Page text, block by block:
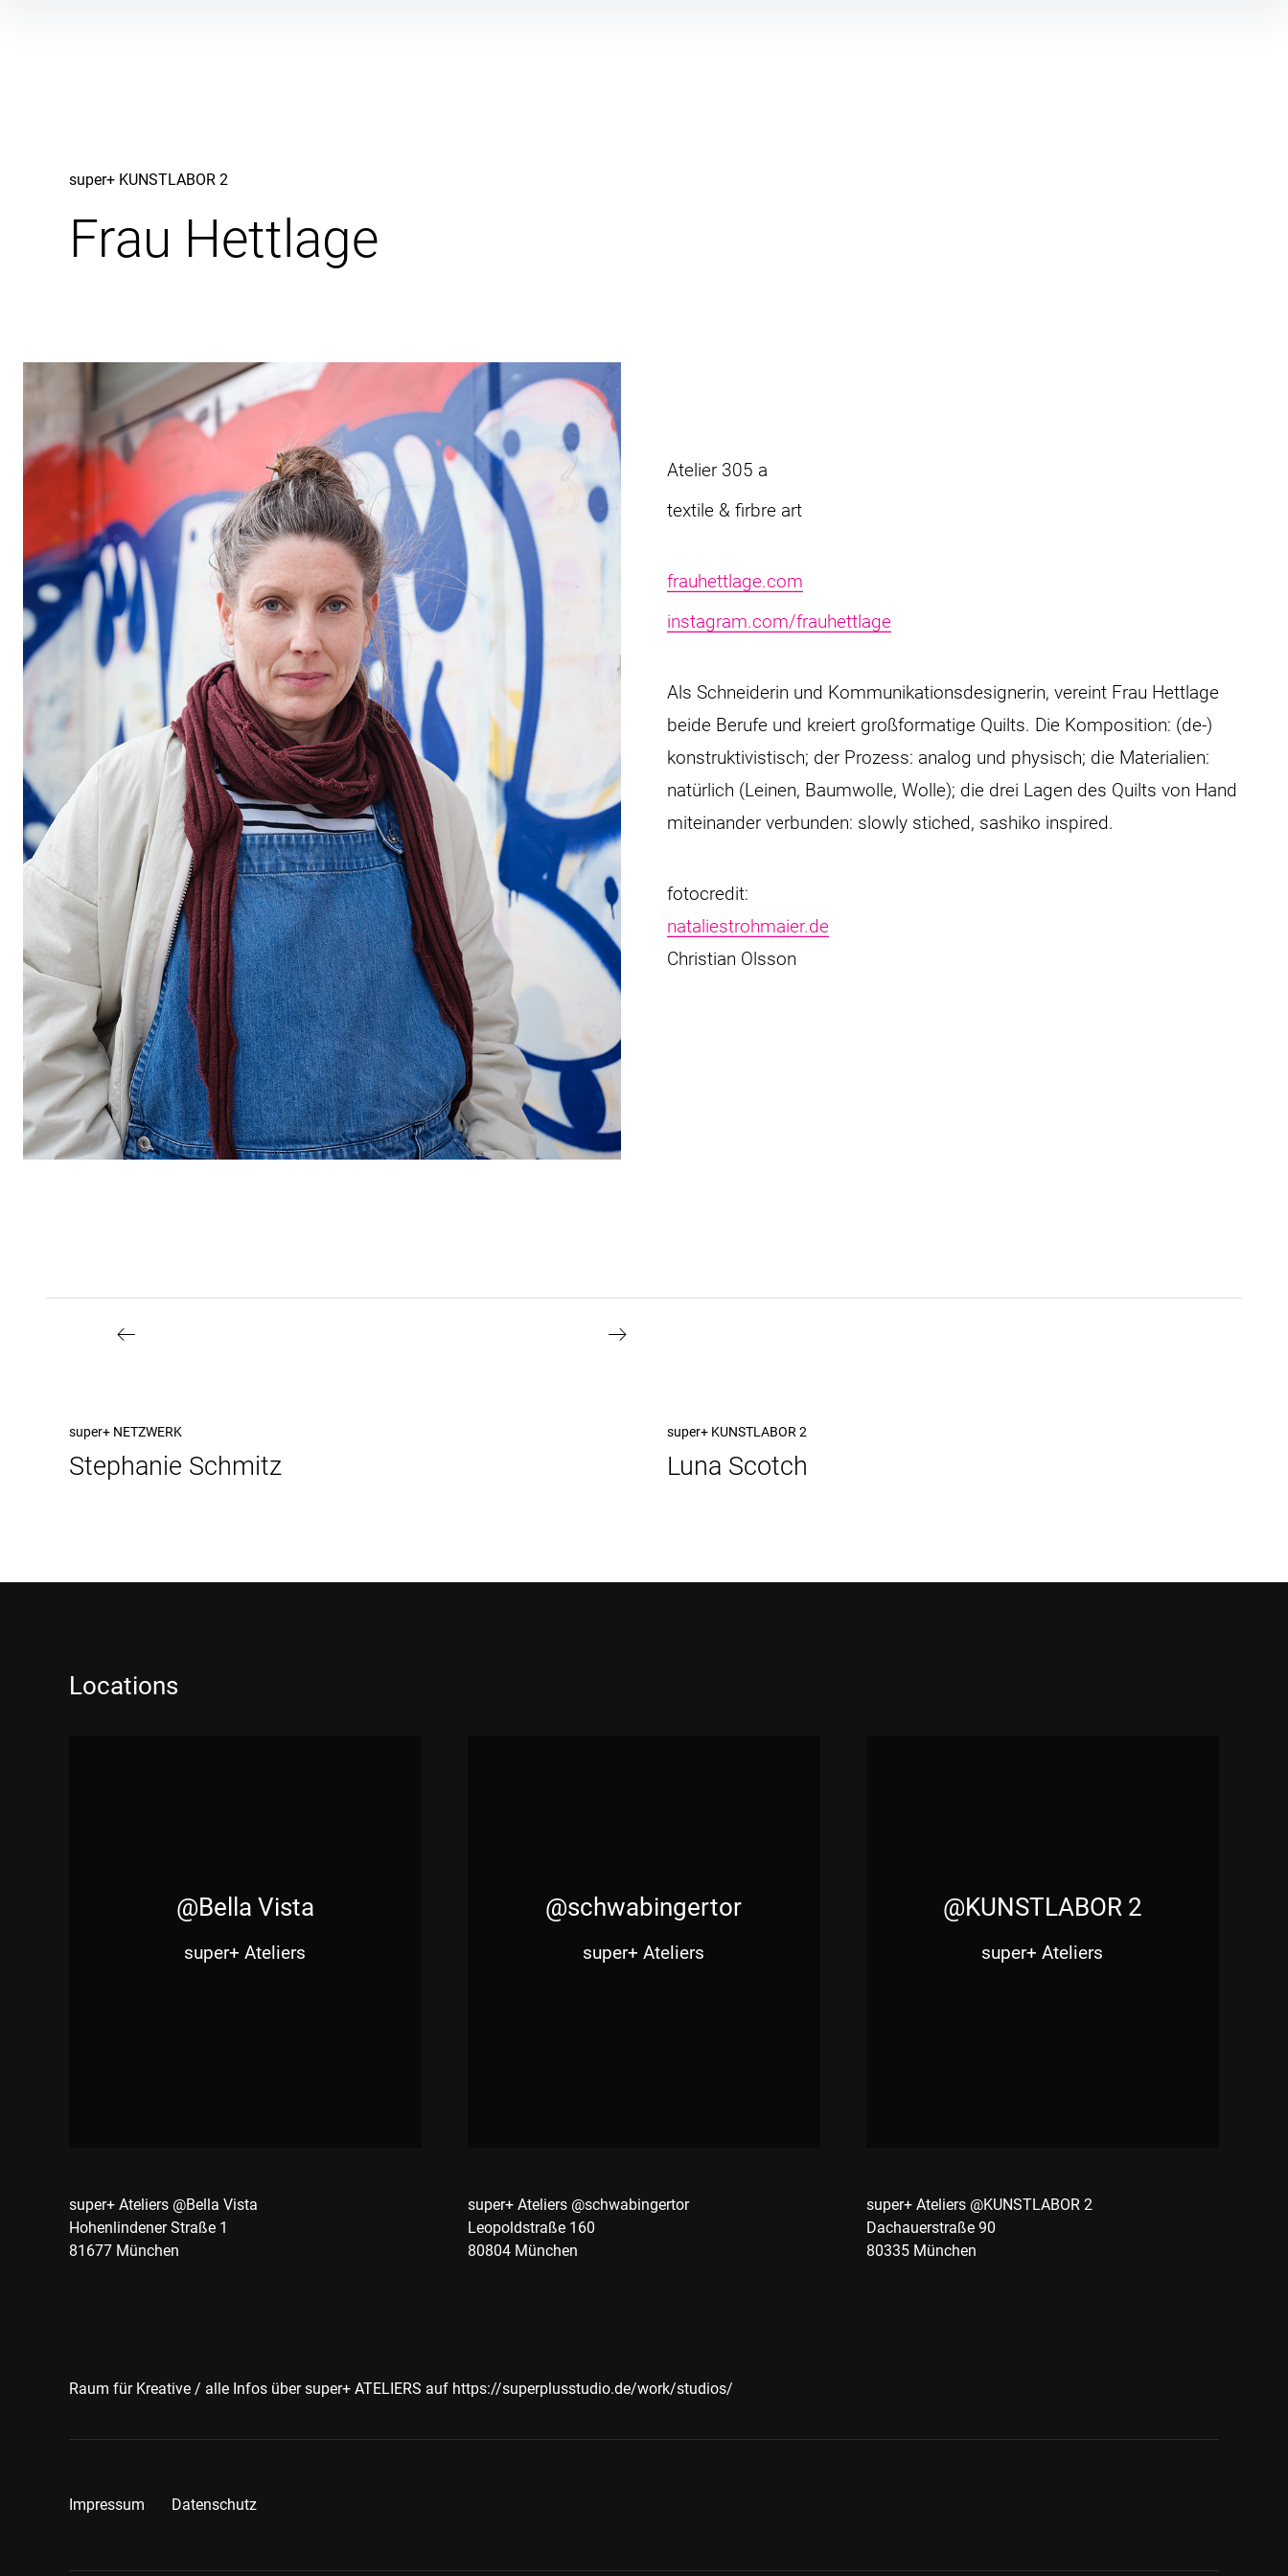
super+ KUNSTLABOR 2
Frau Hettlage
Atelier 305 a
textile & firbre art
frauhettlage.com
instagram.com/frauhettlage
Als Schneiderin und Kommunikationsdesignerin, vereint Frau Hettlage
beide Berufe und kreiert großformatige Quilts. Die Komposition: (de-)
konstruktivistisch; der Prozess: analog und physisch; die Materialien:
natürlich (Leinen, Baumwolle, Wolle); die drei Lagen des Quilts von Hand
miteinander verbunden: slowly stiched, sashiko inspired.
fotocredit:
nataliestrohmaier.de
Christian Olsson
Vorheriger
Beitrag
super+ NETZWERK
Stephanie Schmitz
Nächster
Beitrag
super+ KUNSTLABOR 2
Luna Scotch
Locations
@Bella Vista
super+ Ateliers
super+ Ateliers @Bella Vista
Hohenlindener Straße 1
81677 München
@schwabingertor
super+ Ateliers
super+ Ateliers @schwabingertor
Leopoldstraße 160
80804 München
@KUNSTLABOR 2
super+ Ateliers
super+ Ateliers @KUNSTLABOR 2
Dachauerstraße 90
80335 München
Raum für Kreative / alle Infos über super+ ATELIERS auf https://superplusstudio.de/work/studios/
Impressum Datenschutz